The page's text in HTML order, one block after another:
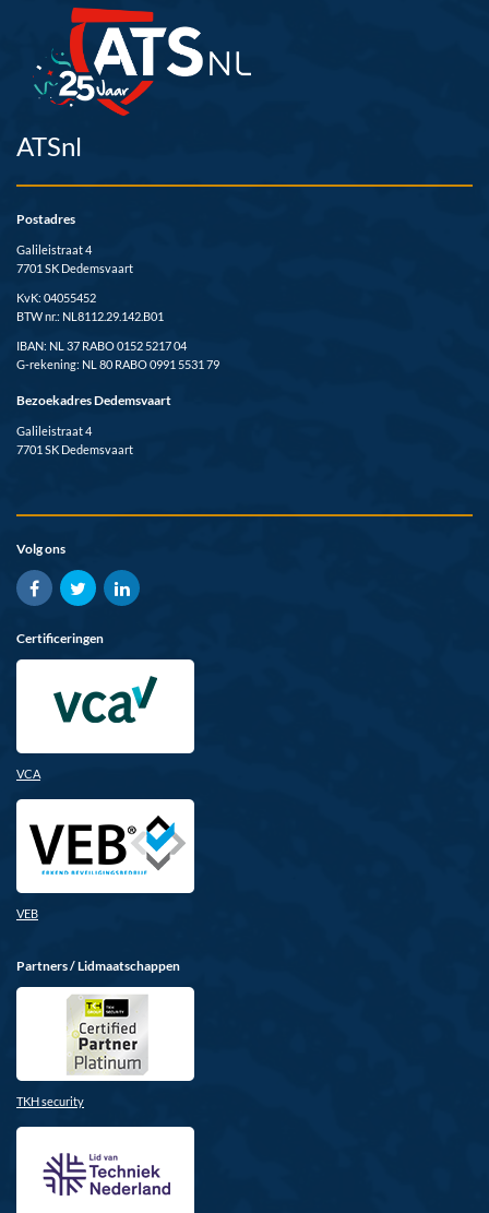
ATSnl
Postadres
Galileistraat 4
7701 SK Dedemsvaart
KvK: 04055452
BTW nr.: NL8112.29.142.B01
IBAN: NL 37 RABO 0152 5217 04
G-rekening: NL 80 RABO 0991 5531 79
Bezoekadres Dedemsvaart
Galileistraat 4
7701 SK Dedemsvaart
Volg ons
Certificeringen
VCA
VEB
Partners / Lidmaatschappen
TKH security